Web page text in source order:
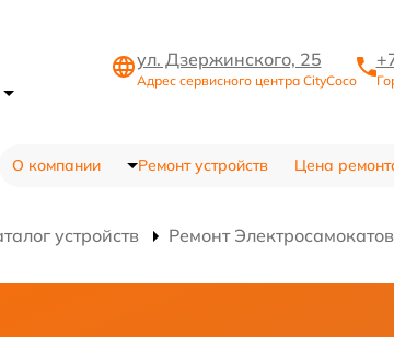
ул. Дзержинского, 25
Адрес сервисного центра CityCoco
О компании Ремонт устройств Цена
устройств Ремонт Электросамокатов